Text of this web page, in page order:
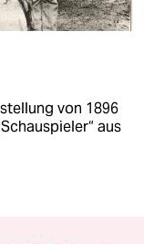
von 1896
aus